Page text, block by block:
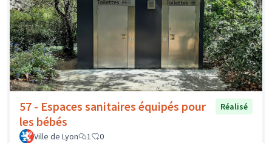
57 - Espaces sanitaires équipés pour
les bébés
Réalisé
Ville de Lyon 1 0